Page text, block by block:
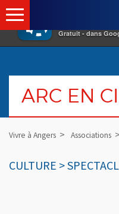
×
Gratuit - dans
ARC EN
Vivre à Angers Associations
CULTURE >